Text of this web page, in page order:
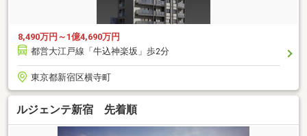
8,490万円～1億4,690万円
都営大江戸線「牛込神楽坂」歩2分
東京都新宿区横寺町
ルジェンテ新宿 先着順